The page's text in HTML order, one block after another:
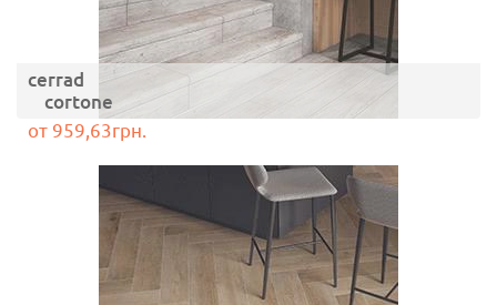
cerrad
cortone
от 959,63грн.